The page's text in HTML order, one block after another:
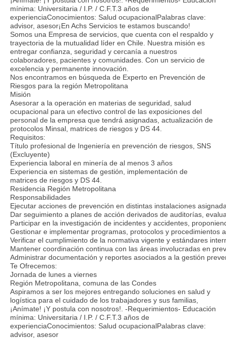
mínima: Universitaria / I.P. / C.F.T.3 años de
experienciaConocimientos: Salud ocupacionalPalabras clave:
advisor, asesor¡En Achs Servicios te estamos buscando!
Somos una Empresa de servicios, que cuenta con el respaldo y
trayectoria de la mutualidad líder en Chile. Nuestra misión es
entregar confianza, seguridad y cercanía a nuestros
colaboradores, pacientes y comunidades. Con un servicio de
excelencia y permanente innovación.
Nos encontramos en búsqueda de Experto en Prevención de
Riesgos para la región Metropolitana
Misión
Asesorar a la operación en materias de seguridad, salud
ocupacional para un efectivo control de las exposiciones del
personal de la empresa que tendrá asignadas, actualización de
protocolos Minsal, matrices de riesgos y DS 44.
Requisitos:
Título profesional de Ingeniería en prevención de riesgos, SNS
(Excluyente)
Experiencia laboral en minería de al menos 3 años
Experiencia en sistemas de gestión, implementación de
matrices de riesgos y DS 44.
Residencia Región Metropolitana
Responsabilidades
Ejecutar acciones de prevención en distintas instalaciones
Dar seguimiento a planes de acción derivados de auditorías,
Participar en la investigación de incidentes y accidentes,
Gestionar e implementar programas, protocolos y procedimientos
Verificar el cumplimiento de la normativa vigente y estándares
Mantener coordinación continua con las áreas involucradas en
Administrar documentación y reportes asociados a la gestión
Te Ofrecemos:
Jornada de lunes a viernes
Región Metropolitana, comuna de las Condes
Aspiramos a ser los mejores entregando soluciones en salud y
logística para el cuidado de los trabajadores y sus familias,
¡Anímate! ¡Y postula con nosotros!. -Requerimientos- Educación
mínima: Universitaria / I.P. / C.F.T.3 años de
experienciaConocimientos: Salud ocupacionalPalabras clave:
advisor, asesor